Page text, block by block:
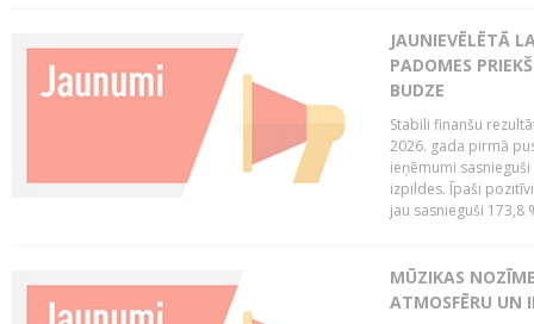
JAUNIEVĒLĒTĀ
PADOMES
BUDZE
Stabili finanšu
2026. gada pirmā
ieņēmumi
izpildes. Īpaši
jau sasnieguši 173,8
MŪZIKAS
ATMOSFĒRU UN